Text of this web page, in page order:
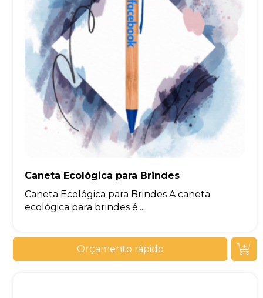
Caneta Ecológica para Brindes
Caneta Ecológica para Brindes A caneta
ecológica para brindes é...
Orçamento rápido